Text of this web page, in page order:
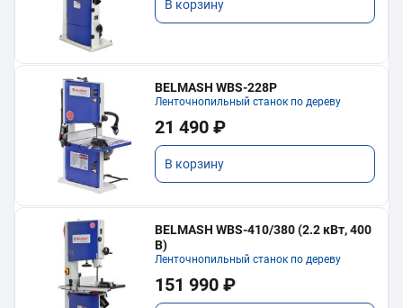
В корзину
BELMASH WBS-228P
Ленточнопильный станок по дереву
21 490 ₽
В корзину
BELMASH WBS-410/380 (2.2 кВт, 400
В)
Ленточнопильный станок по дереву
151 990 ₽